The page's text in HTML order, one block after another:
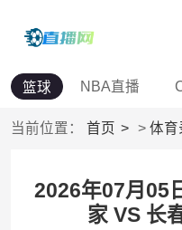
篮球 NBA直播
当前位置： 首页 > 体育
2026年07月05
家 VS 长